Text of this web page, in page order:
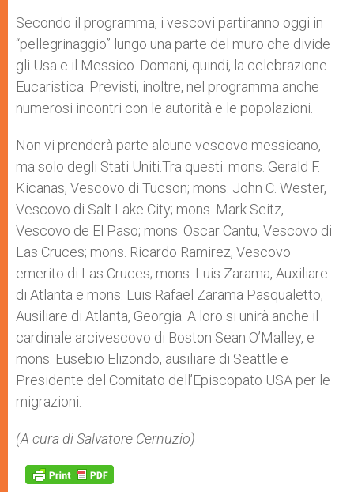
Secondo il programma, i vescovi partiranno oggi in
“pellegrinaggio” lungo una parte del muro che divide
gli Usa e il Messico. Domani, quindi, la celebrazione
Eucaristica. Previsti, inoltre, nel programma anche
numerosi incontri con le autorità e le popolazioni.
Non vi prenderà parte alcune vescovo messicano,
ma solo degli Stati Uniti.Tra questi: mons. Gerald F.
Kicanas, Vescovo di Tucson; mons. John C. Wester,
Vescovo di Salt Lake City; mons. Mark Seitz,
Vescovo de El Paso; mons. Oscar Cantu, Vescovo di
Las Cruces; mons. Ricardo Ramirez, Vescovo
emerito di Las Cruces; mons. Luis Zarama, Auxiliare
di Atlanta e mons. Luis Rafael Zarama Pasqualetto,
Ausiliare di Atlanta, Georgia. A loro si unirà anche il
cardinale arcivescovo di Boston Sean O’Malley, e
mons. Eusebio Elizondo, ausiliare di Seattle e
Presidente del Comitato dell’Episcopato USA per le
migrazioni.
(A cura di Salvatore Cernuzio)